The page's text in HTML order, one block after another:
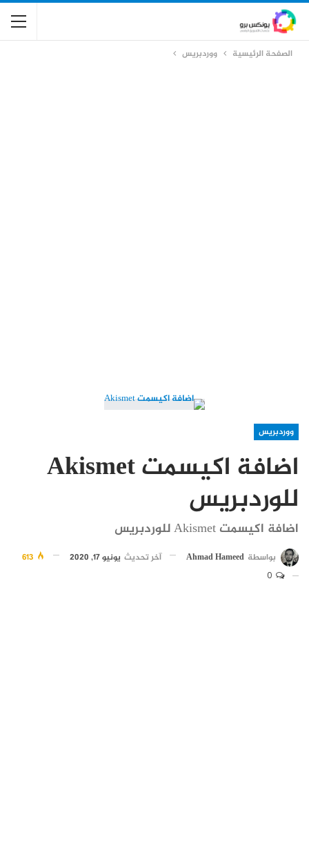
الصفحة الرئيسية ووردبريس
ووردبريس
اضافة اكيسمت Akismet
للوردبريس
اضافة اكيسمت Akismet للوردبريس
بواسطة Ahmad Hameed آخر تحديث يونيو 17, 2020